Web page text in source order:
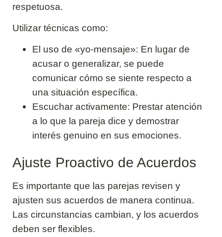
respetuosa.
Utilizar técnicas como:
El uso de «yo-mensaje»: En lugar de
acusar o generalizar, se puede
comunicar cómo se siente respecto a
una situación específica.
Escuchar activamente: Prestar atención
a lo que la pareja dice y demostrar
interés genuino en sus emociones.
Ajuste Proactivo de Acuerdos
Es importante que las parejas revisen y
ajusten sus acuerdos de manera continua.
Las circunstancias cambian, y los acuerdos
deben ser flexibles.